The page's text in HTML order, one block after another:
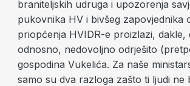
braniteljskih udruga i upozorenja
pukovnika HV i bivšeg
priopćenja HVIDR-e proizlazi, dakle,
odnosno, nedovoljno odrješito
gospodina Vukelića. Za naše
samo su dva razloga zašto ti ljudi